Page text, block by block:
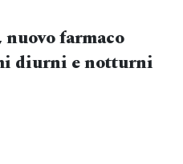
farmaco
diurni e notturni